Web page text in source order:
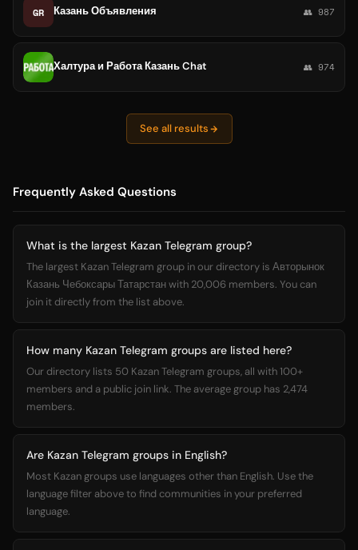
GR Казань Объявления 👥 987
Халтура и Работа Казань Chat 👥 974
See all results
Frequently Asked Questions
What is the largest Kazan Telegram group?
The largest Kazan Telegram group in our directory is Авторынок
Казань Чебоксары Татарстан with 20,006 members. You can
join it directly from the list above.
How many Kazan Telegram groups are listed here?
Our directory lists 50 Kazan Telegram groups, all with 100+
members and a public join link. The average group has 2,474
members.
Are Kazan Telegram groups in English?
Most Kazan groups use languages other than English. Use the
language filter above to find communities in your preferred
language.